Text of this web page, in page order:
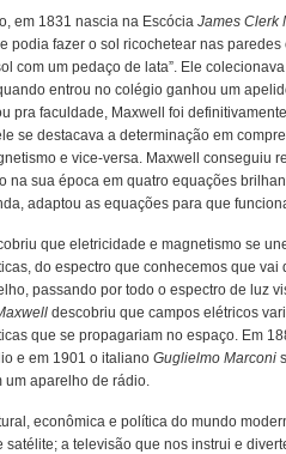
em 1831 nascia na Escócia James Clerk
podia fazer o sol ricochetear nas
com um pedaço de lata”. Ele
entrou no colégio ganhou um
pra faculdade, Maxwell foi
se destacava a determinação em
e vice-versa. Maxwell conseguiu
na sua época em quatro equações
adaptou as equações para que
que eletricidade e magnetismo se
do espectro que conhecemos que
passando por todo o espectro de luz
descobriu que campos elétricos
que se propagariam no espaço. Em
e em 1901 o italiano Guglielmo Marconi
um aparelho de rádio.
econômica e política do mundo
satélite; a televisão que nos instrui e